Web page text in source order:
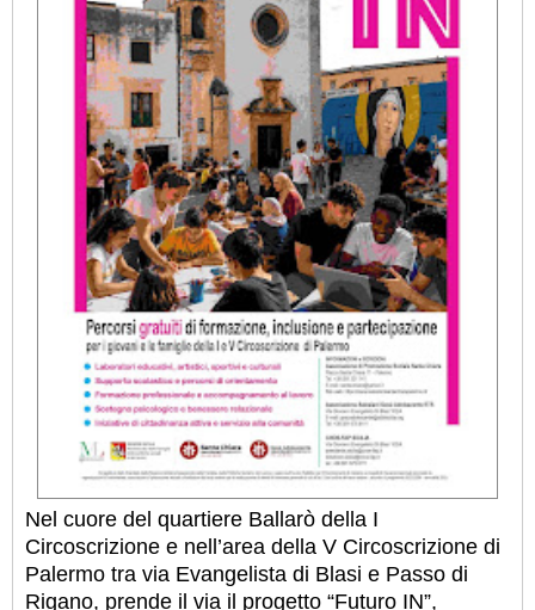
Nel cuore del quartiere Ballarò della I
Circoscrizione e nell’area della V Circoscrizione di
Palermo tra via Evangelista di Blasi e Passo di
Rigano, prende il via il progetto “Futuro IN”,